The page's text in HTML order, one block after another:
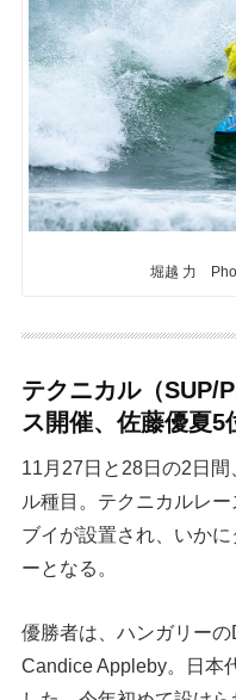
堀越 力
テクニカル（SUP/
ス開催、佐藤優夏5
11月27日と28日の2日
ル種目。テクニカルレ
ブイが設置され、いか
ーとなる。
優勝者は、ハンガリー
Candice Appleby。日本